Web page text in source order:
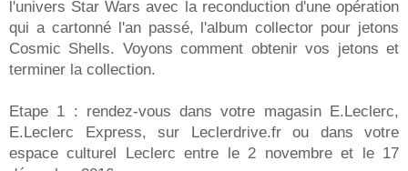
l'univers Star Wars avec la reconduction d'une opération
qui a cartonné l'an passé, l'album collector pour jetons
Cosmic Shells. Voyons comment obtenir vos jetons et
terminer la collection.
Etape 1 : rendez-vous dans votre magasin E.Leclerc,
E.Leclerc Express, sur Leclerdrive.fr ou dans votre
espace culturel Leclerc entre le 2 novembre et le 17